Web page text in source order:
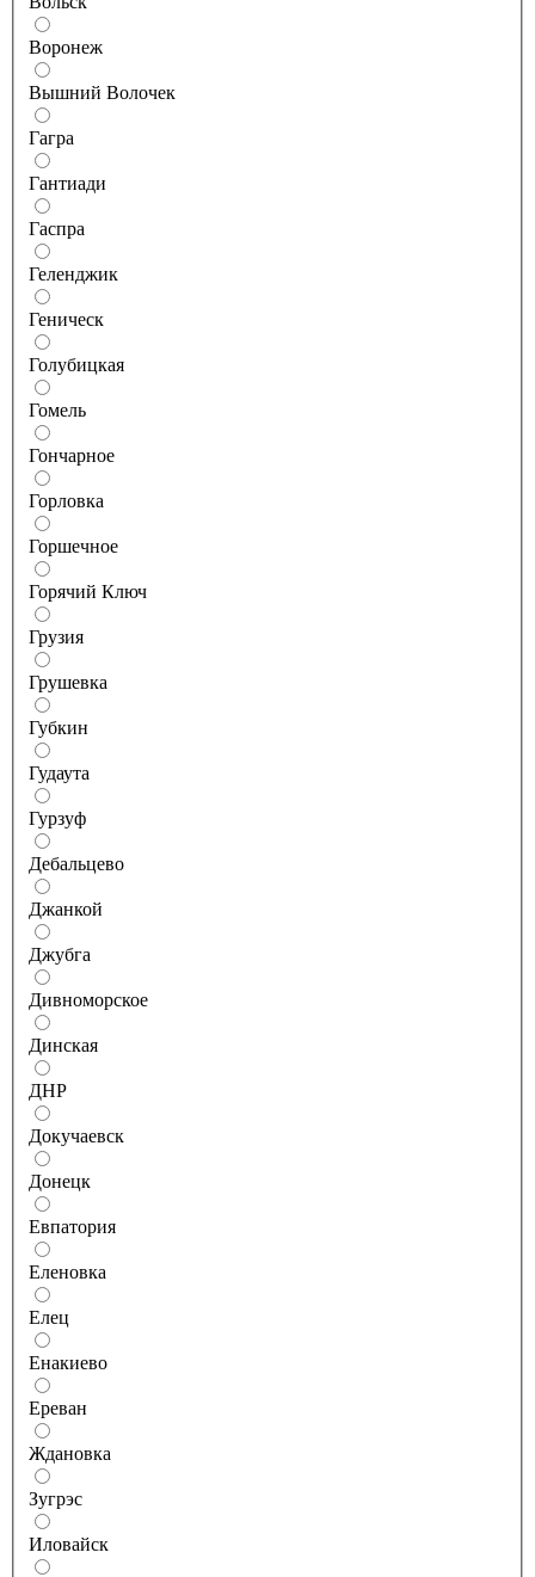
Воронеж
Вышний Волочек
Гагра
Гантиади
Гаспра
Геленджик
Геническ
Голубицкая
Гомель
Гончарное
Горловка
Горшечное
Горячий Ключ
Грузия
Грушевка
Губкин
Гудаута
Гурзуф
Дебальцево
Джанкой
Джубга
Дивноморское
Динская
ДНР
Докучаевск
Донецк
Евпатория
Еленовка
Елец
Енакиево
Ереван
Ждановка
Зугрэс
Иловайск